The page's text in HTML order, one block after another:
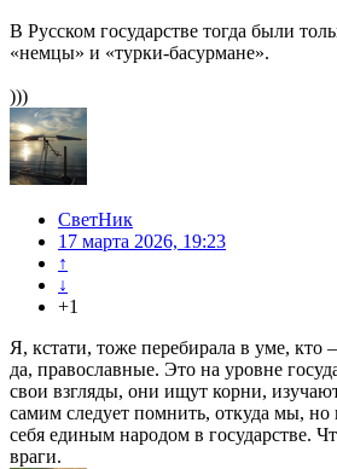
В Русском государстве тогда были
«немцы» и «турки-басурмане».
)))
СветНик
17 марта 2026, 19:23
↑
↓
+1
Я, кстати, тоже перебирала в уме,
да, православные. Это на уровне
свои взгляды, они ищут корни,
самим следует помнить, откуда мы, но
себя единым народом в государстве.
враги.